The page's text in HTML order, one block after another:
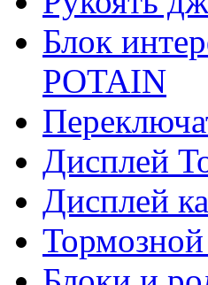
Блок
POTAIN
Дисплей
Дисплей